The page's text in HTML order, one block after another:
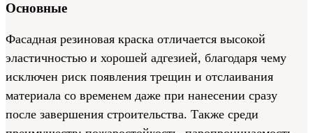
Основные
Фасадная резиновая краска отличается высокой
эластичностью и хорошей адгезией, благодаря чему
исключен риск появления трещин и отслаивания
материала со временем даже при нанесении сразу
после завершения строительства. Также среди